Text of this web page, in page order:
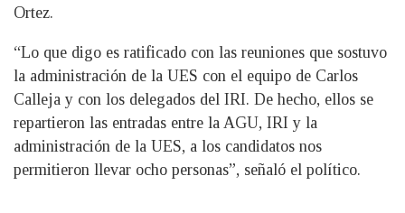
Ortez.
“Lo que digo es ratificado con las reuniones que sostuvo
la administración de la UES con el equipo de Carlos
Calleja y con los delegados del IRI. De hecho, ellos se
repartieron las entradas entre la AGU, IRI y la
administración de la UES, a los candidatos nos
permitieron llevar ocho personas”, señaló el político.